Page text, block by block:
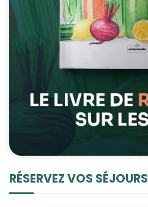
RÉSERVEZ VOS SÉJOURS